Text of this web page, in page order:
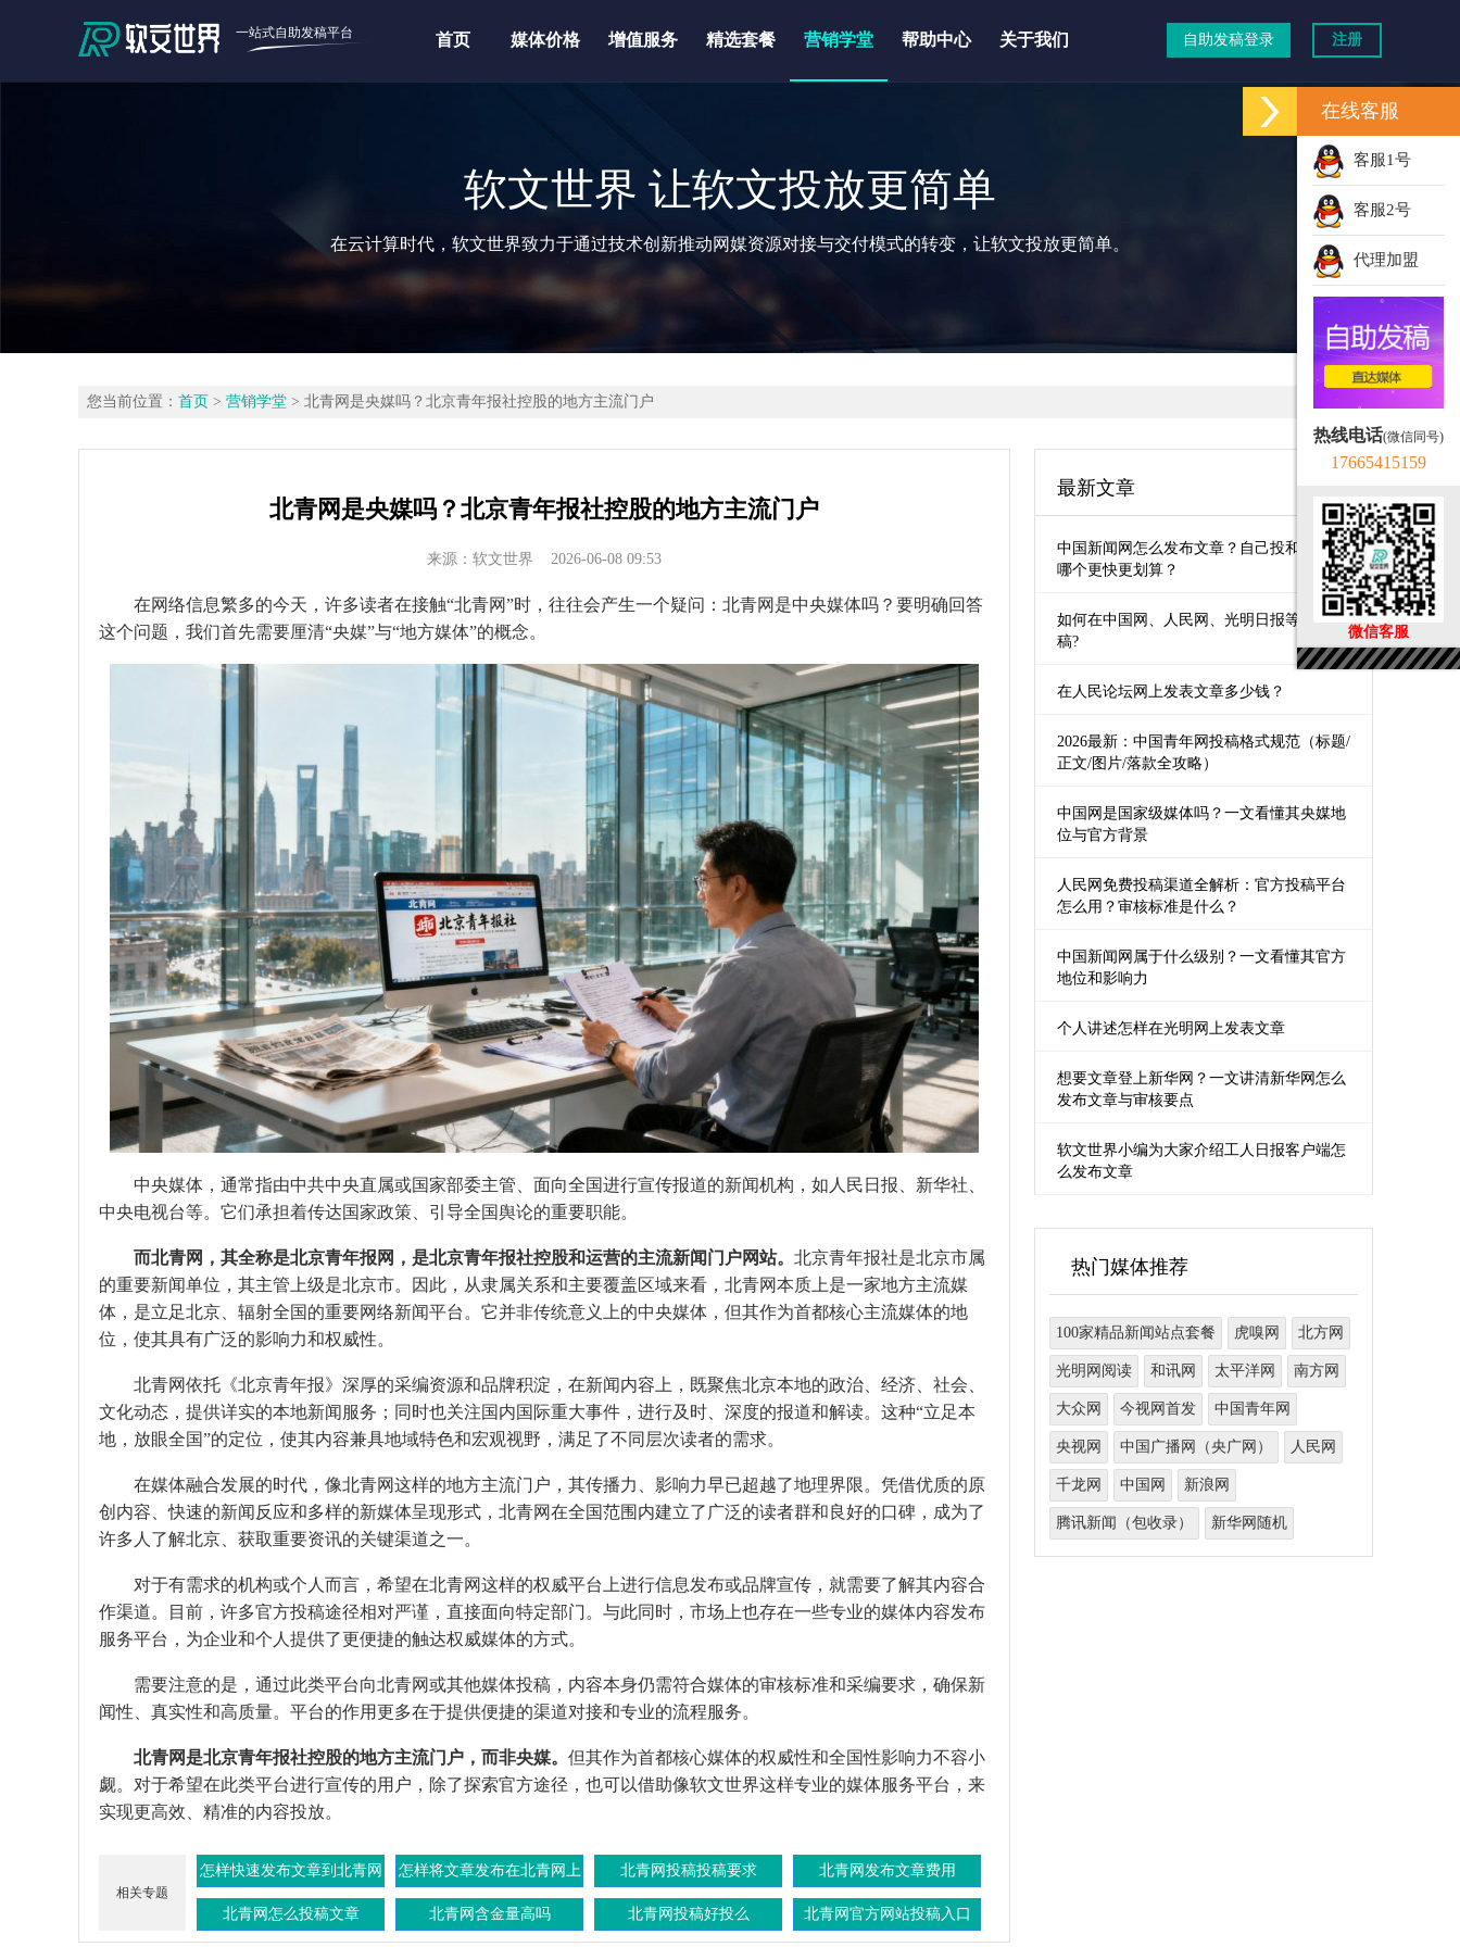
一站式自助发稿平台 首页 媒体价格 增值服务 精选套餐 营销学堂 帮助中心 关于我们 自助发稿登录 注册
软文世界 让软文投放更简单
在云计算时代，软文世界致力于通过技术创新推动网媒资源对接与交付模式的转变，让软文投放更简单。
您当前位置： 首页 > 营销学堂 > 北青网是央媒吗？北京青年报社控股的地方主流门户
北青网是央媒吗？北京青年报社控股的地方主流门户
来源：软文世界 2026-06-08 09:53
在网络信息繁多的今天，许多读者在接触“北青网”时，往往会产生一个疑问：北青网是中央媒体吗？要明确回答
这个问题，我们首先需要厘清“央媒”与“地方媒体”的概念。
中央媒体，通常指由中共中央直属或国家部委主管、面向全国进行宣传报道的新闻机构，如人民日报、新华社、
中央电视台等。它们承担着传达国家政策、引导全国舆论的重要职能。
而北青网，其全称是北京青年报网，是北京青年报社控股和运营的主流新闻门户网站。 北京青年报社是北京市属
的重要新闻单位，其主管上级是北京市。因此，从隶属关系和主要覆盖区域来看，北青网本质上是一家地方主流媒
体，是立足北京、辐射全国的重要网络新闻平台。它并非传统意义上的中央媒体，但其作为首都核心主流媒体的地
位，使其具有广泛的影响力和权威性。
北青网依托《北京青年报》深厚的采编资源和品牌积淀，在新闻内容上，既聚焦北京本地的政治、经济、社会、
文化动态，提供详实的本地新闻服务；同时也关注国内国际重大事件，进行及时、深度的报道和解读。这种“立足本
地，放眼全国”的定位，使其内容兼具地域特色和宏观视野，满足了不同层次读者的需求。
在媒体融合发展的时代，像北青网这样的地方主流门户，其传播力、影响力早已超越了地理界限。凭借优质的原
创内容、快速的新闻反应和多样的新媒体呈现形式，北青网在全国范围内建立了广泛的读者群和良好的口碑，成为了
许多人了解北京、获取重要资讯的关键渠道之一。
对于有需求的机构或个人而言，希望在北青网这样的权威平台上进行信息发布或品牌宣传，就需要了解其内容合
作渠道。目前，许多官方投稿途径相对严谨，直接面向特定部门。与此同时，市场上也存在一些专业的媒体内容发布
服务平台，为企业和个人提供了更便捷的触达权威媒体的方式。
需要注意的是，通过此类平台向北青网或其他媒体投稿，内容本身仍需符合媒体的审核标准和采编要求，确保新
闻性、真实性和高质量。平台的作用更多在于提供便捷的渠道对接和专业的流程服务。
北青网是北京青年报社控股的地方主流门户，而非央媒。 但其作为首都核心媒体的权威性和全国性影响力不容小
觑。对于希望在此类平台进行宣传的用户，除了探索官方途径，也可以借助像软文世界这样专业的媒体服务平台，来
实现更高效、精准的内容投放。
相关专题
怎样快速发布文章到北青网
上面
怎样将文章发布在北青网上
面去
北青网投稿投稿要求 北青网发布文章费用
北青网怎么投稿文章 北青网含金量高吗 北青网投稿好投么 北青网官方网站投稿入口
最新文章
中国新闻网怎么发布文章？自己投和第三方
哪个更快更划算？
如何在中国网、人民网、光明日报等媒体发
稿?
在人民论坛网上发表文章多少钱？
2026最新：中国青年网投稿格式规范（标题/
正文/图片/落款全攻略）
中国网是国家级媒体吗？一文看懂其央媒地
位与官方背景
人民网免费投稿渠道全解析：官方投稿平台
怎么用？审核标准是什么？
中国新闻网属于什么级别？一文看懂其官方
地位和影响力
个人讲述怎样在光明网上发表文章
想要文章登上新华网？一文讲清新华网怎么
发布文章与审核要点
软文世界小编为大家介绍工人日报客户端怎
么发布文章
热门媒体推荐
100家精品新闻站点套餐 虎嗅网 北方网
光明网阅读 和讯网 太平洋网 南方网
大众网 今视网首发 中国青年网
央视网 中国广播网（央广网） 人民网
千龙网 中国网 新浪网
腾讯新闻（包收录） 新华网随机
在线客服
客服1号
客服2号
代理加盟
热线电话(微信同号)
17665415159
微信客服